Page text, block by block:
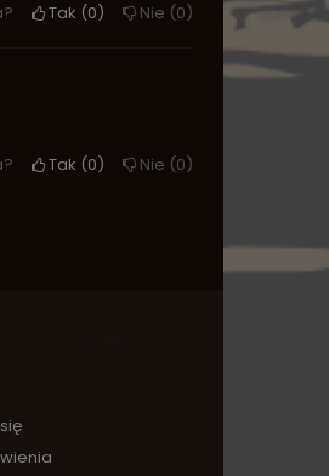
Tak 0 Nie 0
Tak 0 Nie 0